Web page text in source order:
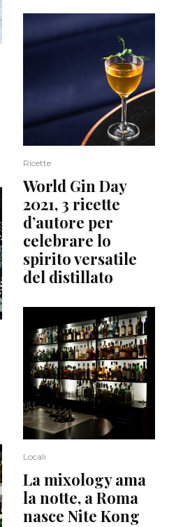
Ricette
World Gin Day
2021, 3 ricette
d’autore per
celebrare lo
spirito versatile
del distillato
Locali
La mixology ama
la notte, a Roma
nasce Nite Kong